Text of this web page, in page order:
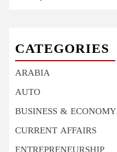
CATEGORIES
ARABIA
AUTO
BUSINESS & ECONOMY
CURRENT AFFAIRS